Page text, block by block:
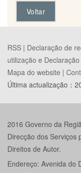
Voltar
RSS | Declaração de
utilização e
Mapa do website |
Última actualização：
2016 Governo da
Direcção dos Serviços
Direitos de Autor.
Endereço: Avenida do